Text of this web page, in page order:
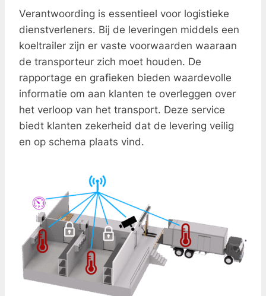
Verantwoording is essentieel voor logistieke
dienstverleners. Bij de leveringen middels een
koeltrailer zijn er vaste voorwaarden waaraan
de transporteur zich moet houden. De
rapportage en grafieken bieden waardevolle
informatie om aan klanten te overleggen over
het verloop van het transport. Deze service
biedt klanten zekerheid dat de levering veilig
en op schema plaats vind.